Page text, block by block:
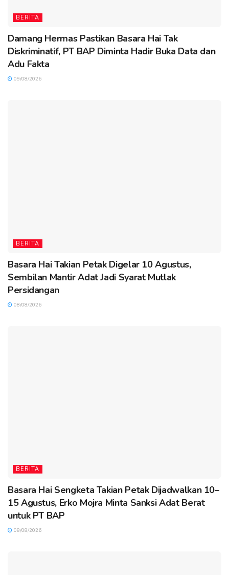
BERITA
Damang Hermas Pastikan Basara Hai Tak
Diskriminatif, PT BAP Diminta Hadir Buka Data dan
Adu Fakta
09/08/2026
BERITA
Basara Hai Takian Petak Digelar 10 Agustus,
Sembilan Mantir Adat Jadi Syarat Mutlak
Persidangan
08/08/2026
BERITA
Basara Hai Sengketa Takian Petak Dijadwalkan 10–
15 Agustus, Erko Mojra Minta Sanksi Adat Berat
untuk PT BAP
08/08/2026